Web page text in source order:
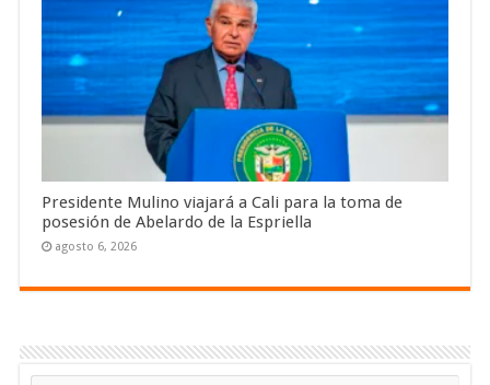
Presidente Mulino viajará a Cali para la toma de
posesión de Abelardo de la Espriella
agosto 6, 2026